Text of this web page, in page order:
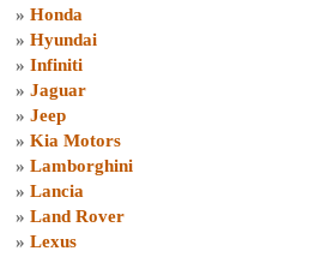
» Honda
» Hyundai
» Infiniti
» Jaguar
» Jeep
» Kia Motors
» Lamborghini
» Lancia
» Land Rover
» Lexus